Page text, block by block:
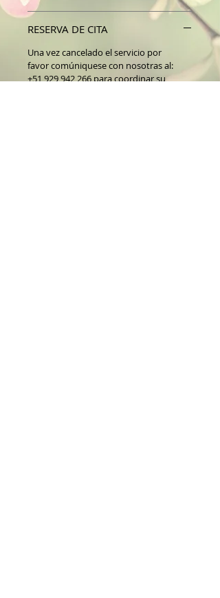
RESERVA DE CITA
Una vez cancelado el servicio por
favor comúniquese con nosotras al:
+51 929 942 266 para coordinar su